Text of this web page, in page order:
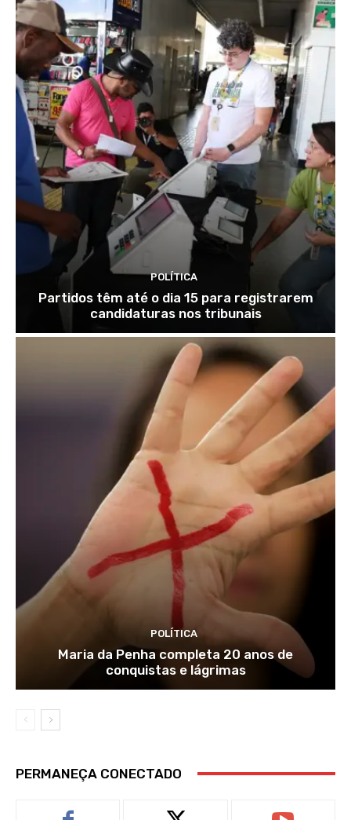
POLÍTICA
Partidos têm até o dia 15 para registrarem
candidaturas nos tribunais
POLÍTICA
Maria da Penha completa 20 anos de
conquistas e lágrimas
PERMANEÇA CONECTADO